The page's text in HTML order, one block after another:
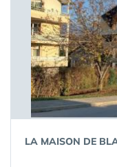
LA MAISON DE